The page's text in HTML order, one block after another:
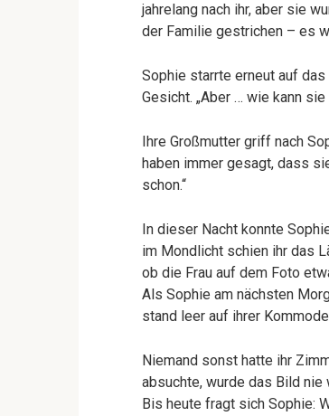
jahrelang nach ihr, aber sie
der Familie gestrichen – es
Sophie starrte erneut auf
Gesicht. „Aber … wie kann
Ihre Großmutter griff nach
haben immer gesagt, dass
schon.“
In dieser Nacht konnte
im Mondlicht schien ihr das
ob die Frau auf dem Foto
Als Sophie am nächsten
stand leer auf ihrer
Niemand sonst hatte ihr
absuchte, wurde das Bild nie
Bis heute fragt sich Sophie: